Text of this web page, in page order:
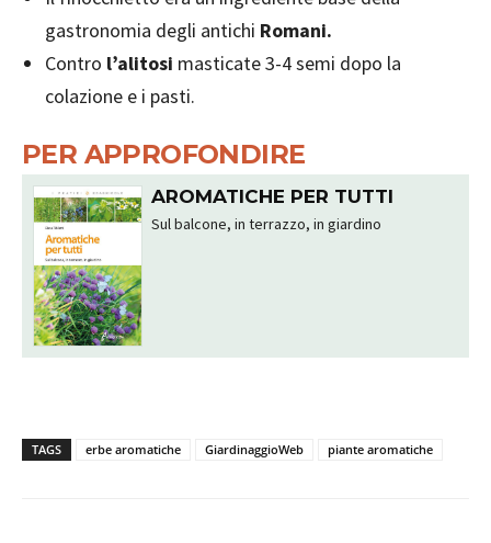
gastronomia degli antichi Romani.
Contro l’alitosi masticate 3-4 semi dopo la
colazione e i pasti.
PER APPROFONDIRE
AROMATICHE PER TUTTI
Sul balcone, in terrazzo, in giardino
TAGS erbe aromatiche GiardinaggioWeb piante aromatiche